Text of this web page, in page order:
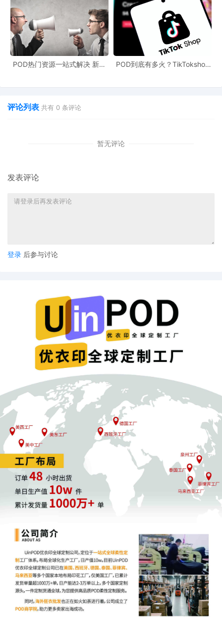
在线服务平台即被划为“超大型在线平台”，需要承
担更多责任，处理其平台上的非法和有害内容。
2023年，欧盟委员会认定亚马逊符合“超大型在线
平台”标准。同年，亚马逊提起诉讼，寻求撤销该认
定，并称对这类平台施加的特定义务侵犯了欧盟基
速卖通AliExpress双11捷报频传。11月11日开售当
用榜首。今年双11，速卖通加大品牌出海投入，让
服务，成为第一家在其平台上直接整合皇家邮政“邮
政配送关税已付”（PDDP）服务的电商平台，旨在
避免美国买家在收货时遭遇意外关税。采用该服务
的英国卖家需为每件包裹支付50便士的手续费，以
覆盖与美国清关相关的费用，卖家在Etsy平台购买
邮资时可同步计算并缴纳关税。
国内电商
拼多多发布2025年第三季度财报
报。财报显示，拼多多第三季度营收1082.8亿元，
同比增长9%；归属于拼多多普通股股东的净利润为
293.3亿元，同比增长17%；不按美国通用会计准
则，归属于拼多多普通股股东的净利润为313.8亿
元，同比增长14%；调整后每股ADS摊薄收益为
21.08元超出分析师预期的16.84元。本季度拼多多
POD热门资源一站式解决 新手
POD到底有多火？TikTokshop
评论列表 共有 0 条评论
暂无评论
发表评论
登录 后参与讨论